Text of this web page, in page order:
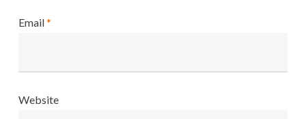
Email*
Website